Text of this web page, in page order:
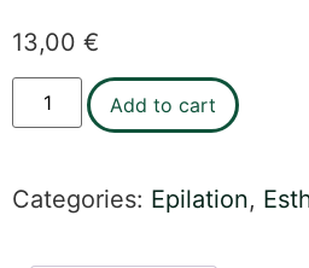
13,00 €
Add to cart
Categories: Epilation,